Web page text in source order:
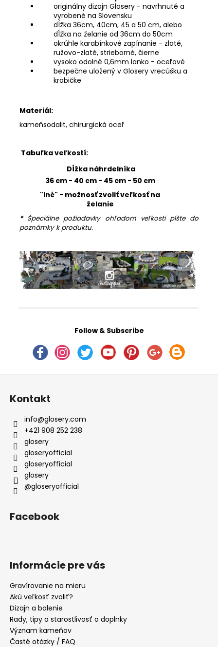
originálny dizajn Glosery - navrhnuté a
vyrobené na Slovensku
dĺžka 36cm, 40cm, 45 a 50 cm, alebo
dĺžka na želanie od 36cm do 50cm
okrúhle karabínkové zapínanie - zlaté,
ružovo-zlaté, strieborné, čierne
vysoko odolné 0,6mm lanko - oceľové
bezpečne uložený v Glosery vrecúšku a
krabičke
Materiál:
kameňsodalit, chirurgická oceľ
Tabuľka veľkostí:
Dĺžka náhrdelníka
36 cm - 40 cm - 45 cm - 50 cm
"iné" - možnosť zvoliť veľkosť na
želanie
*Špeciálne požiadavky ohľadom veľkosti píšte do
poznámky k produktu.
Follow & Subscribe
Z
Kontakt
info@glosery.com
+421 908 252 238
glosery
gloseryofficial
gloseryofficial
glosery
@gloseryofficial
Facebook
Informácie pre vás
Gravírovanie na mieru
Akú veľkosť zvoliť?
Dizajn a balenie
Rady, tipy a starostlivosť o doplnky
Význam kameňov
Časté otázky / FAQ